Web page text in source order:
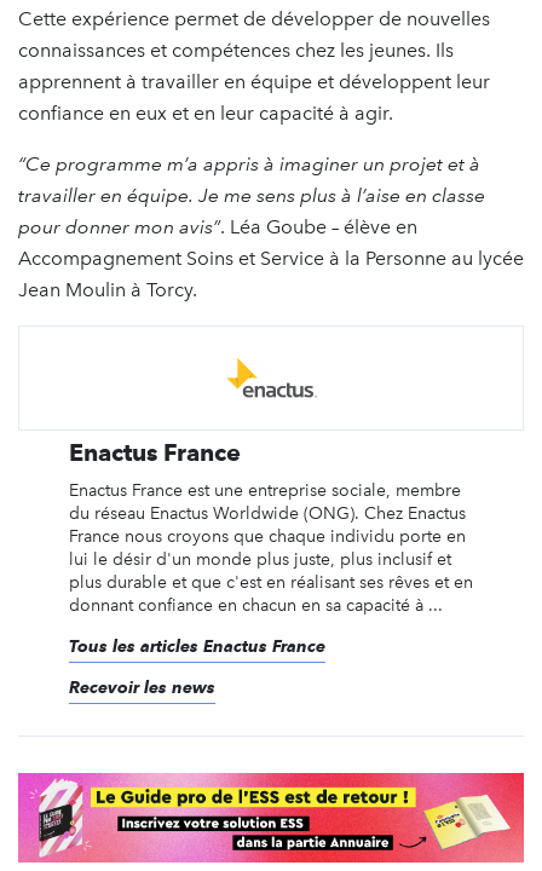
Cette expérience permet de développer de nouvelles
connaissances et compétences chez les jeunes. Ils
apprennent à travailler en équipe et développent leur
confiance en eux et en leur capacité à agir.
“Ce programme m’a appris à imaginer un projet et à
travailler en équipe. Je me sens plus à l’aise en classe
pour donner mon avis”. Léa Goube – élève en
Accompagnement Soins et Service à la Personne au lycée
Jean Moulin à Torcy.
Enactus France
Enactus France est une entreprise sociale, membre
du réseau Enactus Worldwide (ONG). Chez Enactus
France nous croyons que chaque individu porte en
lui le désir d'un monde plus juste, plus inclusif et
plus durable et que c'est en réalisant ses rêves et en
donnant confiance en chacun en sa capacité à ...
Tous les articles Enactus France
Recevoir les news